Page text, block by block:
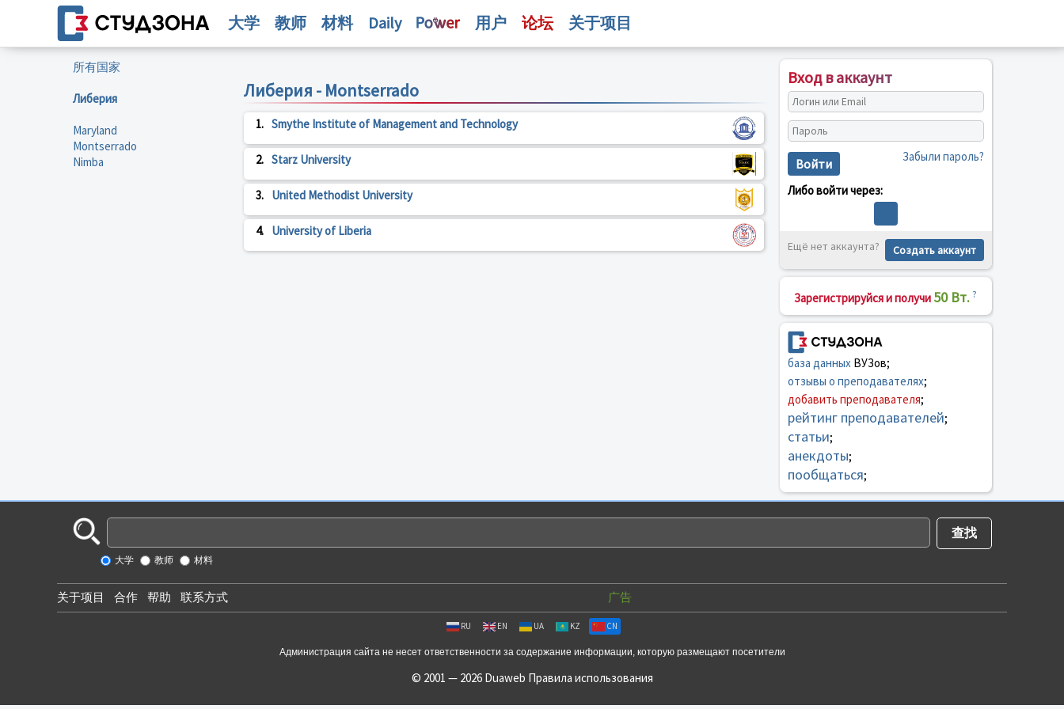
大学 教师 材料 Daily 用户 论坛 关于项目
所有国家
Либерия
Maryland
Montserrado
Nimba
Либерия - Montserrado
1. Smythe Institute of Management and Technology
2. Starz University
3. United Methodist University
4. University of Liberia
Вход в аккаунт
Войти Забыли пароль?
Либо войти через:
Ещё нет аккаунта? Создать аккаунт
Зарегистрируйся и получи 50 Вт. ?
база данныхВУЗов;
отзывы о преподавателях;
добавить преподавателя;
рейтинг преподавателей;
статьи;
анекдоты;
пообщаться;
大学 教师 材料
关于项目 合作 帮助 联系方式 广告
RU EN UA KZ CN
Администрация сайта не несет ответственности за содержание информации, которую размещают посетители
© 2001 — 2026 Duaweb Правила использования